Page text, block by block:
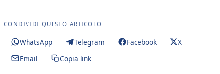
CONDIVIDI QUESTO ARTICOLO
WhatsApp Telegram Facebook
X
Email
Copia link